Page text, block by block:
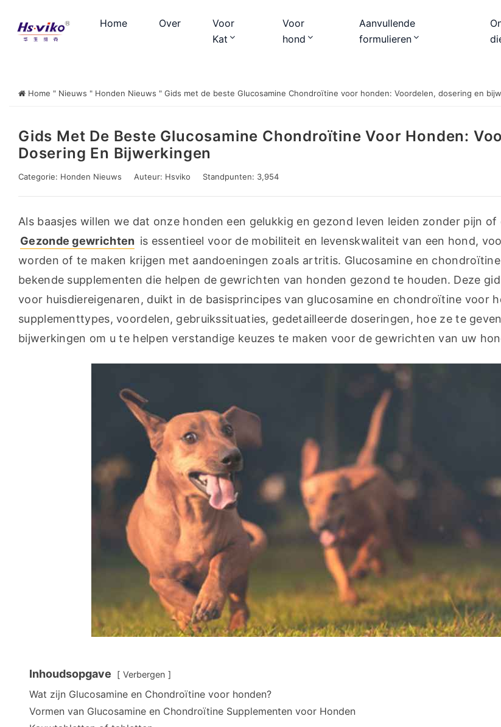
Home Over
Voor
Kat
Voor
hond
Aanvullende
formulieren
Home " Nieuws " Honden Nieuws " Gids met de beste Glucosamine Chondroïtine voor honden: Voordelen, dosering en
Gids Met De Beste Glucosamine Chondroïtine Voor Honden:
Dosering En Bijwerkingen
Categorie: Honden Nieuws Auteur: Hsviko Standpunten: 3,954
Gezonde gewrichten is essentieel voor de mobiliteit en levenskwaliteit van een hond,
worden of te maken krijgen met aandoeningen zoals artritis. Glucosamine en
bekende supplementen die helpen de gewrichten van honden gezond te houden. Deze
voor huisdiereigenaren, duikt in de basisprincipes van glucosamine en chondroïtine voor
supplementtypes, voordelen, gebruikssituaties, gedetailleerde doseringen, hoe ze te
bijwerkingen om u te helpen verstandige keuzes te maken voor de gewrichten van uw
Inhoudsopgave Verbergen
Wat zijn Glucosamine en Chondroïtine voor honden?
Vormen van Glucosamine en Chondroïtine Supplementen voor Honden